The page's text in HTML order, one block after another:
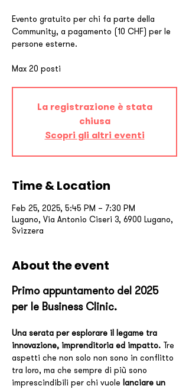
Evento gratuito per chi fa parte della
Community, a pagamento (10 CHF) per le
persone esterne.
Max 20 posti
La registrazione è stata
chiusa
Scopri gli altri eventi
Time & Location
Feb 25, 2025, 5:45 PM – 7:30 PM
Lugano, Via Antonio Ciseri 3, 6900 Lugano,
Svizzera
About the event
Primo appuntamento del 2025
per le Business Clinic.
Una serata per esplorare il legame tra
innovazione, imprenditoria ed impatto. Tre
aspetti che non solo non sono in conflitto
tra loro, ma che sempre di più sono
imprescindibili per chi vuole lanciare un